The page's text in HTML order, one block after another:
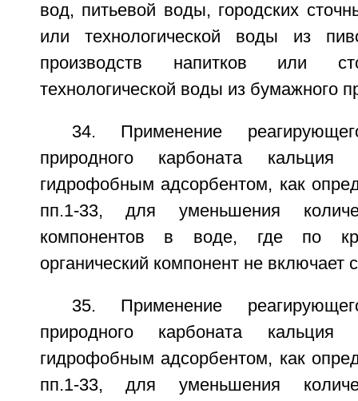
вод, питьевой воды, городских
или технологической воды из
производств напитков или
технологической воды из бумажного
34. Применение
природного карбоната
гидрофобным адсорбентом, как
пп.1-33, для уменьшения
компонентов в воде, где по
органический компонент не включает
35. Применение
природного карбоната
гидрофобным адсорбентом, как
пп.1-33, для уменьшения